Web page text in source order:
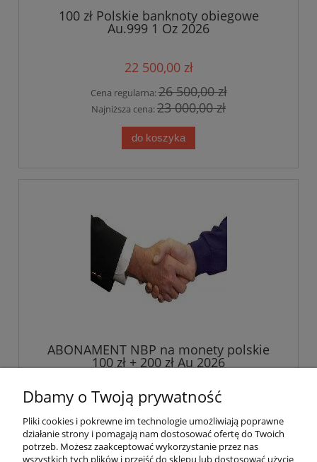
100 zł Polskie banknoty obiegowe
Au.999 1 Oz 2026
22 500,00 zł
Cena regularna:26 500,00 zł
Najniższa cena:23 000,00 zł
do koszyka
ABONAMENT NBP na monety polskie
100 zł + 200 zł Au 2026
199,99 zł
do koszyka
Dbamy o Twoją prywatność
Pliki cookies i pokrewne im technologie umożliwiają poprawne
działanie strony i pomagają nam dostosować ofertę do Twoich
potrzeb. Możesz zaakceptować wykorzystanie przez nas
wszystkich tych plików i przejść do sklepu lub dostosować użycie